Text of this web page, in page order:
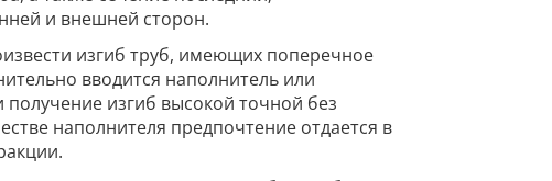
и внешней сторон.
изгиб труб, имеющих поперечное
вводится наполнитель или
получение изгиб высокой точной без
наполнителя предпочтение отдается в